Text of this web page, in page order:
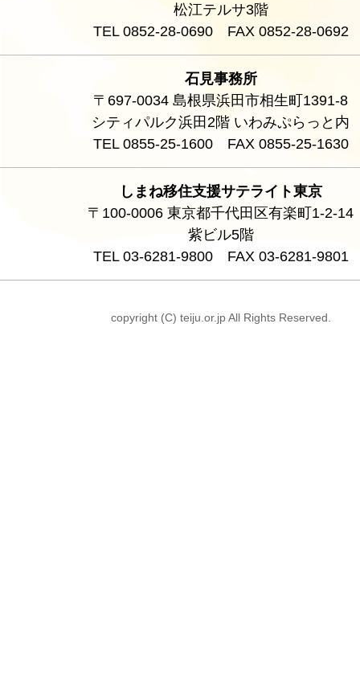
松江テルサ3階
TEL 0852-28-0690 FAX 0852-28-0692
石見事務所
〒697-0034 島根県浜田市相生町1391-8
シティパルク浜田2階 いわみぷらっと内
TEL 0855-25-1600 FAX 0855-25-1630
しまね移住支援サテライト東京
〒100-0006 東京都千代田区有楽町1-2-14
紫ビル5階
TEL 03-6281-9800 FAX 03-6281-9801
copyright (C) teiju.or.jp All Rights Reserved.